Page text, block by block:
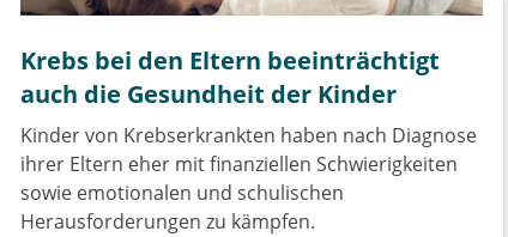
Krebs bei den Eltern beeinträchtigt
auch die Gesundheit der Kinder
Kinder von Krebserkrankten haben nach Diagnose
ihrer Eltern eher mit finanziellen Schwierigkeiten
sowie emotionalen und schulischen
Herausforderungen zu kämpfen.